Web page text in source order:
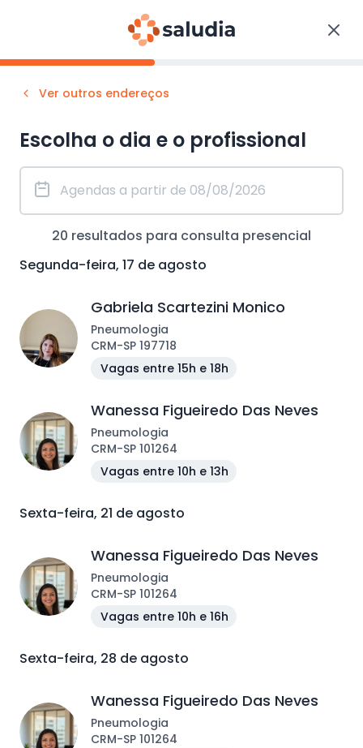
Ver outros endereços
Escolha o dia e o profissional
20 resultados para consulta presencial
Segunda-feira, 17 de agosto
Gabriela Scartezini Monico
Pneumologia
CRM-SP 197718
Vagas entre 15h e 18h
Wanessa Figueiredo Das Neves
Pneumologia
CRM-SP 101264
Vagas entre 10h e 13h
Sexta-feira, 21 de agosto
Wanessa Figueiredo Das Neves
Pneumologia
CRM-SP 101264
Vagas entre 10h e 16h
Sexta-feira, 28 de agosto
Wanessa Figueiredo Das Neves
Pneumologia
CRM-SP 101264